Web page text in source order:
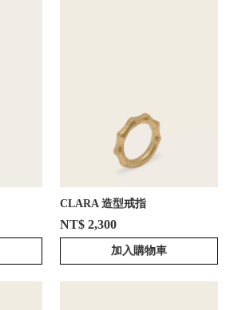
CLARA 造型戒指
NT$ 2,300
加入購物車